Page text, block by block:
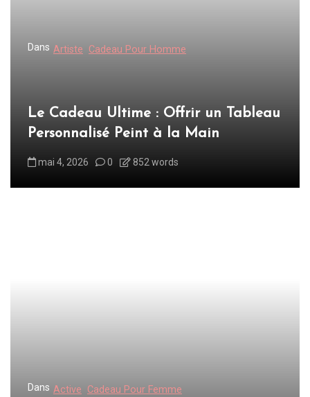
Dans Artiste Cadeau Pour Homme
Le Cadeau Ultime : Offrir un Tableau
Personnalisé Peint à la Main
mai 4, 2026 0 852 words
Dans Active Cadeau Pour Femme